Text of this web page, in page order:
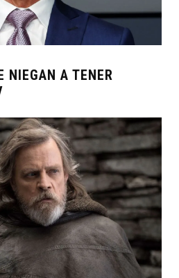
NIEGAN A TENER